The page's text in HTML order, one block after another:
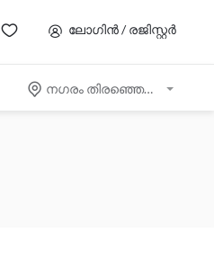
ലോഗിൻ / രജിസ്റ്റർ
നഗരം തിരഞ്ഞെടുക്കുക